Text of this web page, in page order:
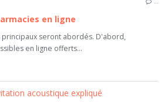
en ligne
seront abordés. D'abord,
en ligne offerts...